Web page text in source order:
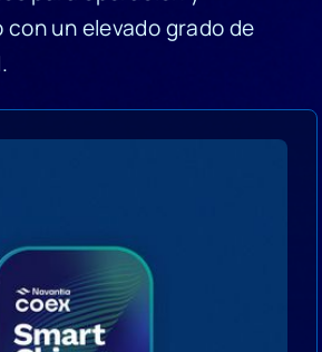
un elevado grado de